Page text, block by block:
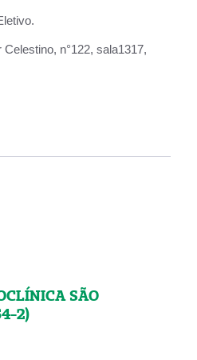
Celestino, n°122, sala1317,
SÃO
2)